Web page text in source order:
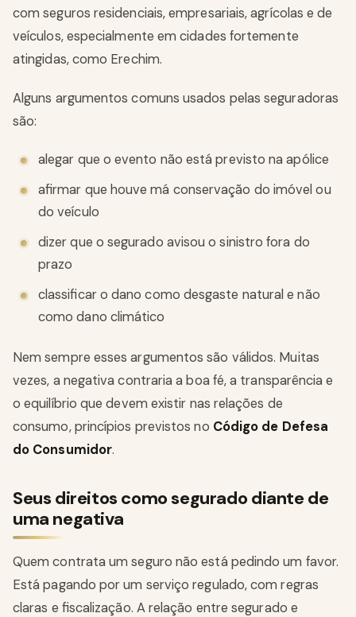
com seguros residenciais, empresariais, agrícolas e de
veículos, especialmente em cidades fortemente
atingidas, como Erechim.
Alguns argumentos comuns usados pelas seguradoras
são:
alegar que o evento não está previsto na apólice
afirmar que houve má conservação do imóvel ou
do veículo
dizer que o segurado avisou o sinistro fora do
prazo
classificar o dano como desgaste natural e não
como dano climático
Nem sempre esses argumentos são válidos. Muitas
vezes, a negativa contraria a boa fé, a transparência e
o equilíbrio que devem existir nas relações de
consumo, princípios previstos no Código de Defesa
do Consumidor.
Seus direitos como segurado diante de
uma negativa
Quem contrata um seguro não está pedindo um favor.
Está pagando por um serviço regulado, com regras
claras e fiscalização. A relação entre segurado e